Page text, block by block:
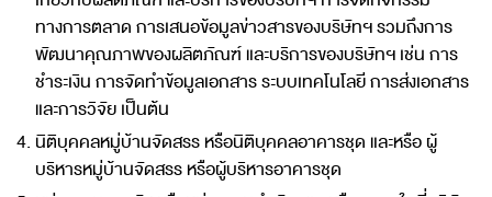
ทางการตลาด การเสนอข้อมูลข่าวสารของบริษัทฯ รวมถึงการ
พัฒนาคุณภาพของผลิตภัณฑ์ และบริการของบริษัทฯ เช่น การ
ชำระเงิน การจัดทำข้อมูลเอกสาร ระบบเทคโนโลยี การส่งเอกสาร
และการวิจัย เป็นต้น
นิติบุคคลหมู่บ้านจัดสรร หรือนิติบุคคลอาคารชุด และหรือ ผู้
บริหารหมู่บ้านจัดสรร หรือผู้บริหารอาคารชุด